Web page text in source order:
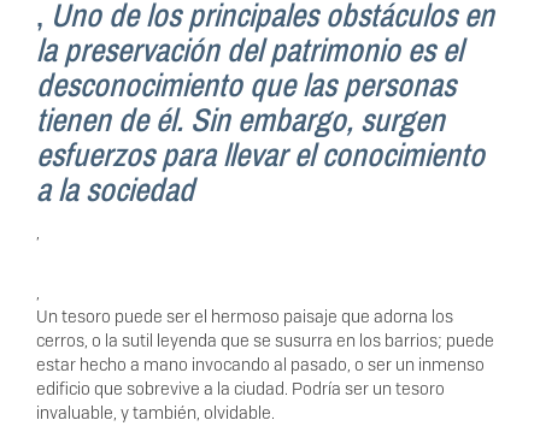
, Uno de los principales obstáculos en
la preservación del patrimonio es el
desconocimiento que las personas
tienen de él. Sin embargo, surgen
esfuerzos para llevar el conocimiento
a la sociedad
,
,
Un tesoro puede ser el hermoso paisaje que adorna los
cerros, o la sutil leyenda que se susurra en los barrios; puede
estar hecho a mano invocando al pasado, o ser un inmenso
edificio que sobrevive a la ciudad. Podría ser un tesoro
invaluable, y también, olvidable.